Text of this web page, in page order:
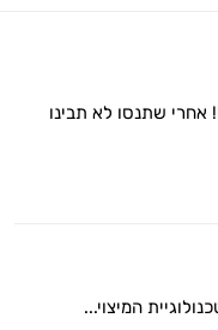
אחרי שתנסו לא תבינו
המיצוי...